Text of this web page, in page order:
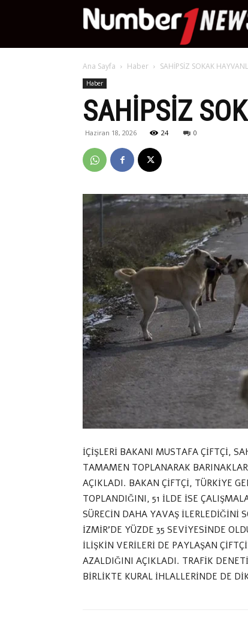
Ana Sayfa Haber SAHİPSİZ SOKAK
Haber
SAHİPSİZ
Haziran 18, 2026 24 0
İÇİŞLERİ BAKANI MUSTAFA ÇİFTÇİ,
TAMAMEN TOPLANARAK
AÇIKLADI. BAKAN ÇİFTÇİ, TÜRKİYE
TOPLANDIĞINI, 51 İLDE İSE
SÜRECİN DAHA YAVAŞ İLERLEDİĞİNİ
İZMİR’DE YÜZDE 35 SEVİYESİNDE
İLİŞKİN VERİLERİ DE PAYLAŞAN
AZALDIĞINI AÇIKLADI. TRAFİK
BİRLİKTE KURAL İHLALLERİNDE DE